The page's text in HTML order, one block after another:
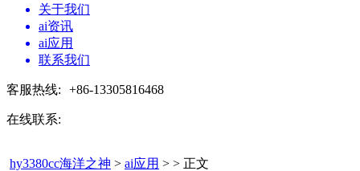
关于我们
ai资讯
ai应用
联系我们
客服热线: +86-13305816468
在线联系:
hy3380cc海洋之神 > ai应用 > > 正文